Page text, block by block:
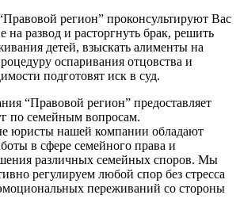
регион” проконсультируют Вас
на развод и расторгнуть брак, решить
детей, взыскать алименты на
оспаривания отцовства и
подготовят иск в суд.
“Правовой регион” предоставляет
по семейным вопросам.
юристы нашей компании обладают
в сфере семейного права и
различных семейных споров. Мы
регулируем любой спор без стресса
переживаний со стороны